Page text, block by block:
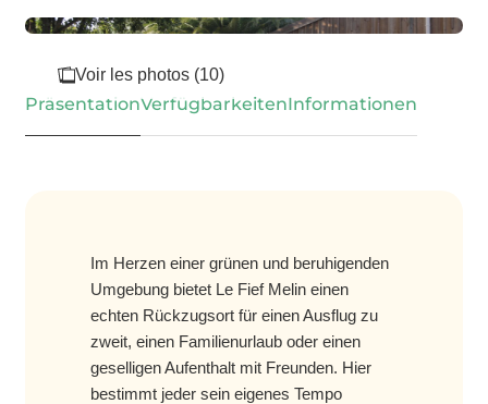
Voir les photos (10)
PräsentationVerfügbarkeitenInformationen
Im Herzen einer grünen und beruhigenden
Umgebung bietet Le Fief Melin einen
echten Rückzugsort für einen Ausflug zu
zweit, einen Familienurlaub oder einen
geselligen Aufenthalt mit Freunden. Hier
bestimmt jeder sein eigenes Tempo